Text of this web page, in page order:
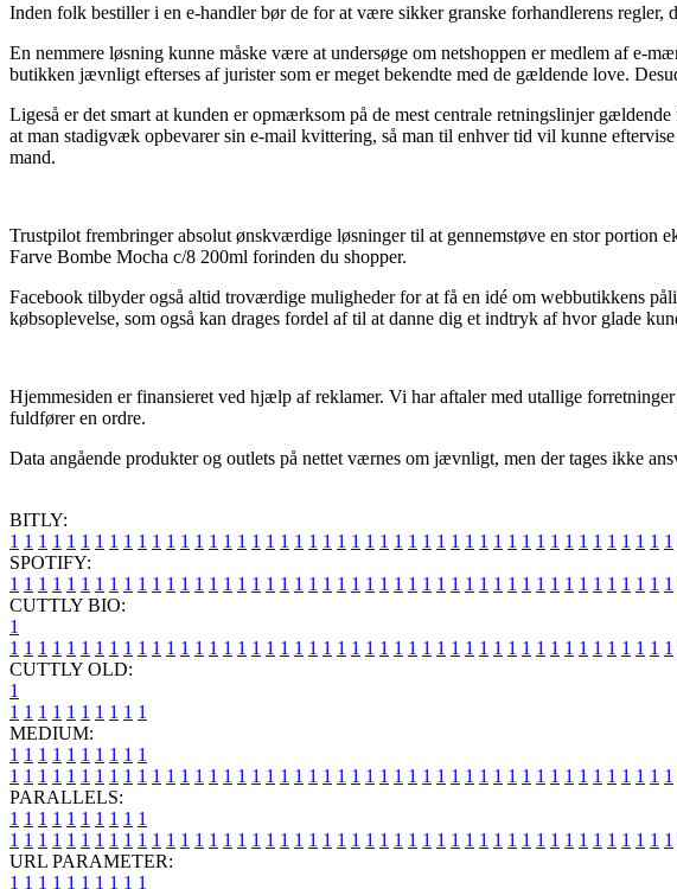
Inden folk bestiller i en e-handler bør de for at være sikker granske forhandlerens
En nemmere løsning kunne måske være at undersøge om netshoppen er medlem af e-
butikken jævnligt efterses af jurister som er meget bekendte med de gældende love.
Ligeså er det smart at kunden er opmærksom på de mest centrale retningslinjer
at man stadigvæk opbevarer sin e-mail kvittering, så man til enhver tid vil kunne
mand.
Trustpilot frembringer absolut ønskværdige løsninger til at gennemstøve en stor portion
Farve Bombe Mocha c/8 200ml forinden du shopper.
Facebook tilbyder også altid troværdige muligheder for at få en idé om webbutikkens
købsoplevelse, som også kan drages fordel af til at danne dig et indtryk af hvor glade
Hjemmesiden er finansieret ved hjælp af reklamer. Vi har aftaler med utallige
fuldfører en ordre.
Data angående produkter og outlets på nettet værnes om jævnligt, men der tages ikke
BITLY:
1 1 1 1 1 1 1 1 1 1 1 1 1 1 1 1 1 1 1 1 1 1 1 1 1 1 1 1 1 1 1 1 1 1 1 1 1 1 1 1 1 1 1 1 1 1 1
SPOTIFY:
1 1 1 1 1 1 1 1 1 1 1 1 1 1 1 1 1 1 1 1 1 1 1 1 1 1 1 1 1 1 1 1 1 1 1 1 1 1 1 1 1 1 1 1 1 1 1
CUTTLY BIO:
1
1 1 1 1 1 1 1 1 1 1 1 1 1 1 1 1 1 1 1 1 1 1 1 1 1 1 1 1 1 1 1 1 1 1 1 1 1 1 1 1 1 1 1 1 1 1 1
CUTTLY OLD:
1
1 1 1 1 1 1 1 1 1 1
MEDIUM:
1 1 1 1 1 1 1 1 1 1
1 1 1 1 1 1 1 1 1 1 1 1 1 1 1 1 1 1 1 1 1 1 1 1 1 1 1 1 1 1 1 1 1 1 1 1 1 1 1 1 1 1 1 1 1 1 1
PARALLELS:
1 1 1 1 1 1 1 1 1 1
1 1 1 1 1 1 1 1 1 1 1 1 1 1 1 1 1 1 1 1 1 1 1 1 1 1 1 1 1 1 1 1 1 1 1 1 1 1 1 1 1 1 1 1 1 1 1
URL PARAMETER:
1 1 1 1 1 1 1 1 1 1